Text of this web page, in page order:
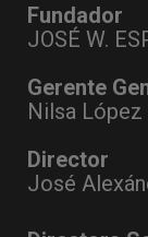
Fundador
JOSÉ W.
Gerente
Nilsa López
Director
José